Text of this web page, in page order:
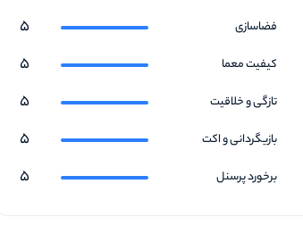
فضاسازی 5
کیفیت معما 5
تازگی و خلاقیت 5
بازیگردانی و اکت 5
برخورد پرسنل 5